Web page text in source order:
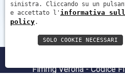
Fimmg Verona - Codice
sinistra. Cliccando su un
e accettato l' informativa
policy.
SOLO COOKIE NECESSARI